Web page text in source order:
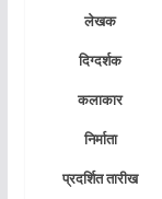
लेखक
दिग्दर्शक
कलाकार
निर्माता
प्रदर्शित तारीख